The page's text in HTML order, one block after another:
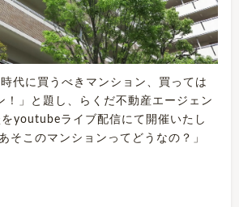
代に買うべきマンション、買っては
！」と題し、らくだ不動産エージェン
をyoutubeライブ配信にて開催いたし
そこのマンションってどうなの？」